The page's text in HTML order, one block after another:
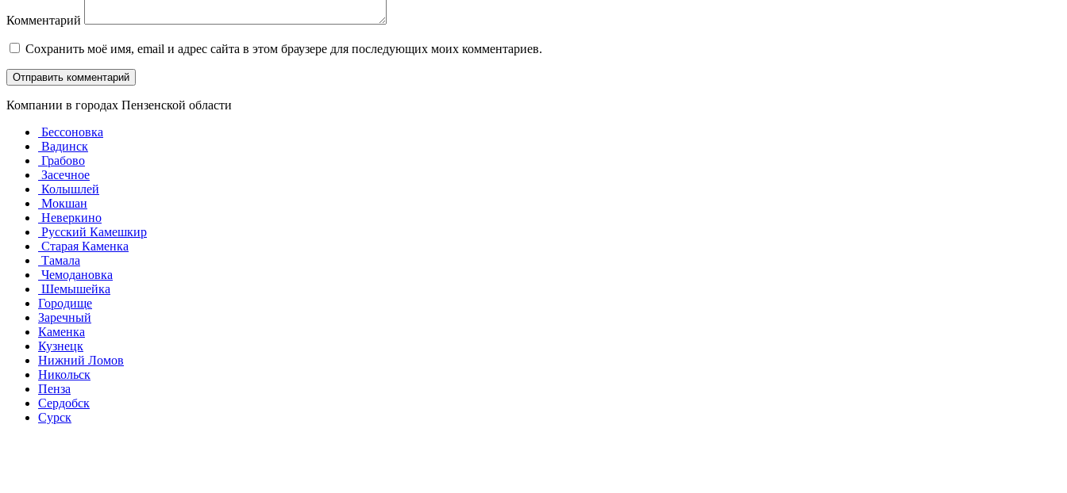
Комментарий
Сохранить моё имя, email и адрес сайта в этом браузере для последующих моих комментариев.
Компании в городах Пензенской области
Бессоновка
Вадинск
Грабово
Засечное
Колышлей
Мокшан
Неверкино
Русский Камешкир
Старая Каменка
Тамала
Чемодановка
Шемышейка
Городище
Заречный
Каменка
Кузнецк
Нижний Ломов
Никольск
Пенза
Сердобск
Сурск